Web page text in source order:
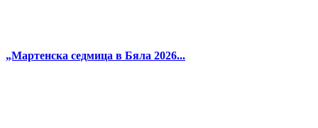
„Мартенска седмица в Бяла 2026...